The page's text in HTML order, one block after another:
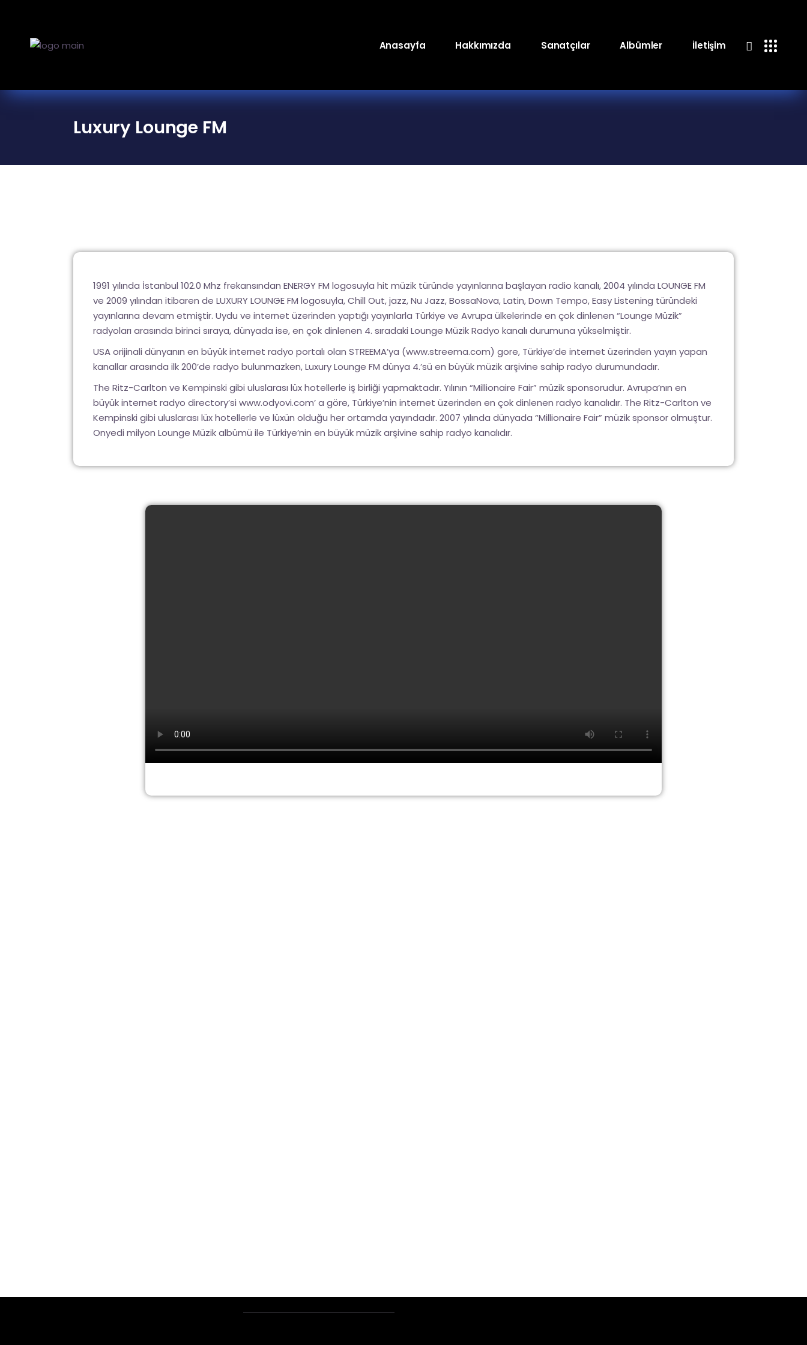
Anasayfa Hakkımızda
Stüdyoları
Sanatçılar Albümler İletişim
Luxury Lounge FM
1991 yılında İstanbul 102.0 Mhz frekansından ENERGY FM logosuyla hit müzik türünde yayınlarına başlayan radio kanalı, 2004 yılında LOUNGE FM
ve 2009 yılından itibaren de LUXURY LOUNGE FM logosuyla, Chill Out, jazz, Nu Jazz, BossaNova, Latin, Down Tempo, Easy Listening türündeki
yayınlarına devam etmiştir. Uydu ve internet üzerinden yaptığı yayınlarla Türkiye ve Avrupa ülkelerinde en çok dinlenen “Lounge Müzik”
radyoları arasında birinci sıraya, dünyada ise, en çok dinlenen 4. sıradaki Lounge Müzik Radyo kanalı durumuna yükselmiştir.
USA orijinali dünyanın en büyük internet radyo portalı olan STREEMA’ya (www.streema.com) gore, Türkiye’de internet üzerinden yayın yapan
kanallar arasında ilk 200’de radyo bulunmazken, Luxury Lounge FM dünya 4.’sü en büyük müzik arşivine sahip radyo durumundadır.
The Ritz-Carlton ve Kempinski gibi uluslarası lüx hotellerle iş birliği yapmaktadır. Yılının “Millionaire Fair” müzik sponsorudur. Avrupa’nın en
büyük internet radyo directory’si www.odyovi.com’ a göre, Türkiye’nin internet üzerinden en çok dinlenen radyo kanalıdır. The Ritz-Carlton ve
Kempinski gibi uluslarası lüx hotellerle ve lüxün olduğu her ortamda yayındadır. 2007 yılında dünyada “Millionaire Fair” müzik sponsor olmuştur.
Onyedi milyon Lounge Müzik albümü ile Türkiye’nin en büyük müzik arşivine sahip radyo kanalıdır.